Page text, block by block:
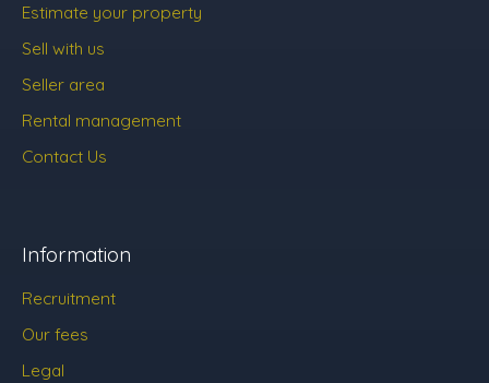
Estimate your property
Sell with us
Seller area
Rental management
Contact Us
Information
Recruitment
Our fees
Legal